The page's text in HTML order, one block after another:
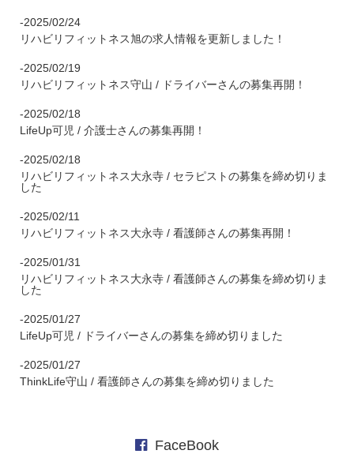
-2025/02/24
リハビリフィットネス旭の求人情報を更新しました！
-2025/02/19
リハビリフィットネス守山 / ドライバーさんの募集再開！
-2025/02/18
LifeUp可児 / 介護士さんの募集再開！
-2025/02/18
リハビリフィットネス大永寺 / セラピストの募集を締め切りま
した
-2025/02/11
リハビリフィットネス大永寺 / 看護師さんの募集再開！
-2025/01/31
リハビリフィットネス大永寺 / 看護師さんの募集を締め切りま
した
-2025/01/27
LifeUp可児 / ドライバーさんの募集を締め切りました
-2025/01/27
ThinkLife守山 / 看護師さんの募集を締め切りました
FaceBook